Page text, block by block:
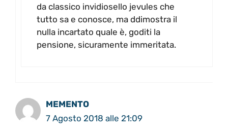
da classico invidiosello jevules che
tutto sa e conosce, ma ddimostra il
nulla incartato quale è, goditi la
pensione, sicuramente immeritata.
MEMENTO
7 Agosto 2018 alle 21:09